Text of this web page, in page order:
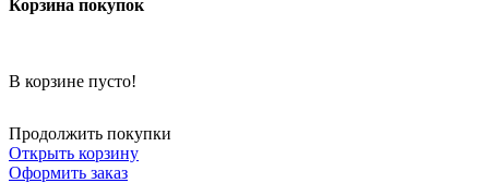
Корзина покупок
В корзине пусто!
Продолжить покупки
Открыть корзину
Оформить заказ